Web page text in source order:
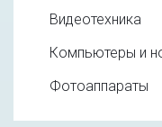
Видеотехника
Компьютеры и
Фотоаппараты